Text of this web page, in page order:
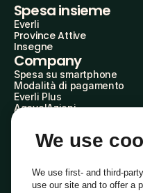
Spesa insieme
Everli
Province Attive
Insegne
Company
Spesa su smartphone
Modalità di pagamento
Everli Plus
AgevolAzioni
Everli Shoppers
Scopri chi siamo
We use
We use first- and third-
use our site and to offer a